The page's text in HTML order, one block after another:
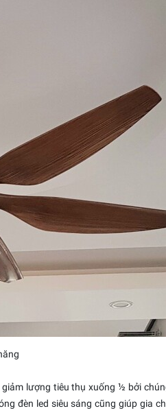
lượng tiêu thụ xuống ½ bởi
đèn led siêu sáng cũng giúp gia